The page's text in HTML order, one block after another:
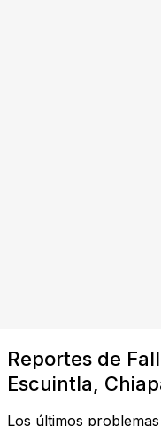
Reportes de
Escuintla,
Los últimos